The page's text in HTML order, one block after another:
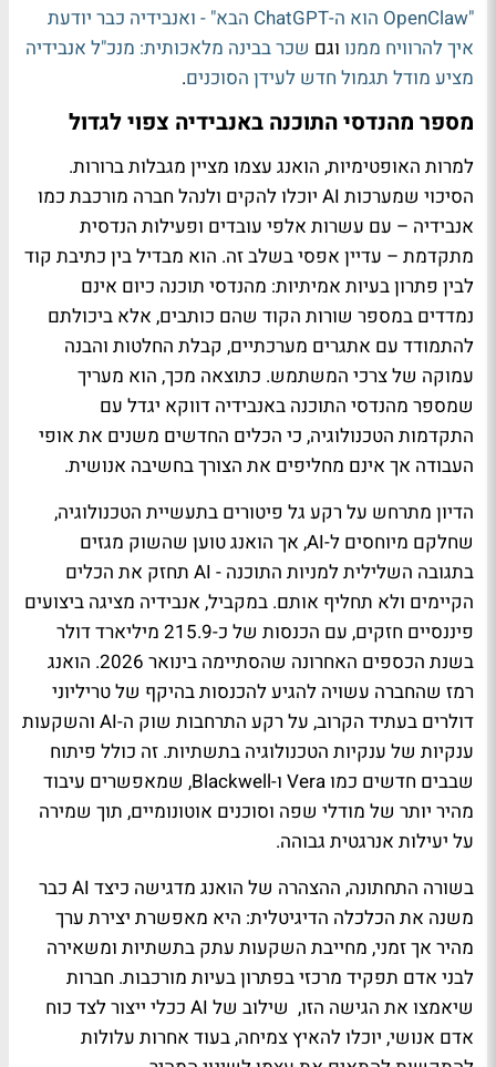
"OpenClaw הוא ה-ChatGPT הבא" - ואנבידיה כבר יודעת
איך להרוויח ממנו וגם שכר בבינה מלאכותית: מנכ"ל אנבידיה
מציע מודל תגמול חדש לעידן הסוכנים.
מספר מהנדסי התוכנה באנבידיה צפוי לגדול
למרות האופטימיות, הואנג עצמו מציין מגבלות ברורות.
הסיכוי שמערכות AI יוכלו להקים ולנהל חברה מורכבת כמו
אנבידיה – עם עשרות אלפי עובדים ופעילות הנדסית
מתקדמת – עדיין אפסי בשלב זה. הוא מבדיל בין כתיבת קוד
לבין פתרון בעיות אמיתיות: מהנדסי תוכנה כיום אינם
נמדדים במספר שורות הקוד שהם כותבים, אלא ביכולתם
להתמודד עם אתגרים מערכתיים, קבלת החלטות והבנה
עמוקה של צרכי המשתמש. כתוצאה מכך, הוא מעריך
שמספר מהנדסי התוכנה באנבידיה דווקא יגדל עם
התקדמות הטכנולוגיה, כי הכלים החדשים משנים את אופי
העבודה אך אינם מחליפים את הצורך בחשיבה אנושית.
הדיון מתרחש על רקע גל פיטורים בתעשיית הטכנולוגיה,
שחלקם מיוחסים ל-AI, אך הואנג טוען שהשוק מגזים
בתגובה השלילית למניות התוכנה - AI תחזק את הכלים
הקיימים ולא תחליף אותם. במקביל, אנבידיה מציגה ביצועים
פיננסיים חזקים, עם הכנסות של כ-215.9 מיליארד דולר
בשנת הכספים האחרונה שהסתיימה בינואר 2026. הואנג
רמז שהחברה עשויה להגיע להכנסות בהיקף של טריליוני
דולרים בעתיד הקרוב, על רקע התרחבות שוק ה-AI והשקעות
ענקיות של ענקיות הטכנולוגיה בתשתיות. זה כולל פיתוח
שבבים חדשים כמו Vera ו-Blackwell, שמאפשרים עיבוד
מהיר יותר של מודלי שפה וסוכנים אוטונומיים, תוך שמירה
על יעילות אנרגטית גבוהה.
בשורה התחתונה, ההצהרה של הואנג מדגישה כיצד AI כבר
משנה את הכלכלה הדיגיטלית: היא מאפשרת יצירת ערך
מהיר אך זמני, מחייבת השקעות עתק בתשתיות ומשאירה
לבני אדם תפקיד מרכזי בפתרון בעיות מורכבות. חברות
שיאמצו את הגישה הזו, שילוב של AI ככלי ייצור לצד כוח
אדם אנושי, יוכלו להאיץ צמיחה, בעוד אחרות עלולות